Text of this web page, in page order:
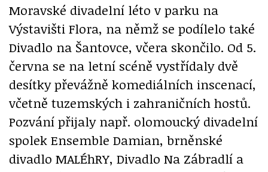
Moravské divadelní léto v parku na
Výstavišti Flora, na němž se podílelo také
Divadlo na Šantovce, včera skončilo. Od 5.
června se na letní scéně vystřídaly dvě
desítky převážně komediálních inscenací,
včetně tuzemských i zahraničních hostů.
Pozvání přijaly např. olomoucký divadelní
spolek Ensemble Damian, brněnské
divadlo MALÉhRY, Divadlo Na Zábradlí a